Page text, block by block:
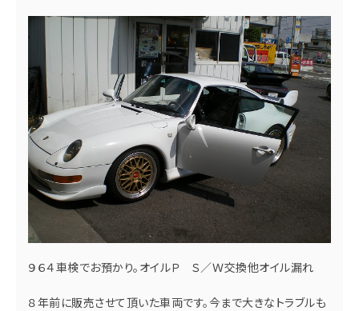
９６４車検でお預かり。オイルＰ Ｓ／Ｗ交換他オイル漏れ
８年前に販売させて頂いた車両です。今まで大きなトラブルも